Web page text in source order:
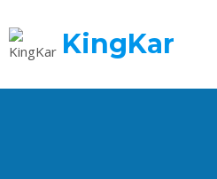
到
内
KingKar